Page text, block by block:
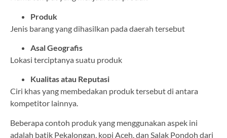
Produk
Jenis barang yang dihasilkan pada daerah tersebut
Asal Geografis
Lokasi terciptanya suatu produk
Kualitas atau Reputasi
Ciri khas yang membedakan produk tersebut di antara
kompetitor lainnya.
Beberapa contoh produk yang menggunakan aspek ini
adalah batik Pekalongan, kopi Aceh, dan Salak Pondoh dari